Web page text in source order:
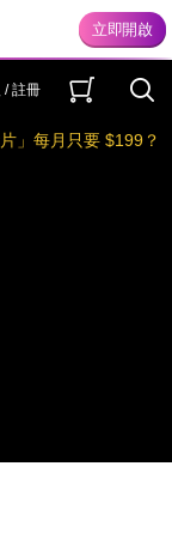
/ 註冊
片」每月只要 $199？